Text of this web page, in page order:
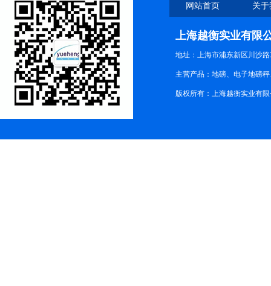
网站首页 关
上海越衡实业有限
地址：上海市浦东新区川沙路
主营产品：地磅、电子地磅
版权所有：上海越衡实业有